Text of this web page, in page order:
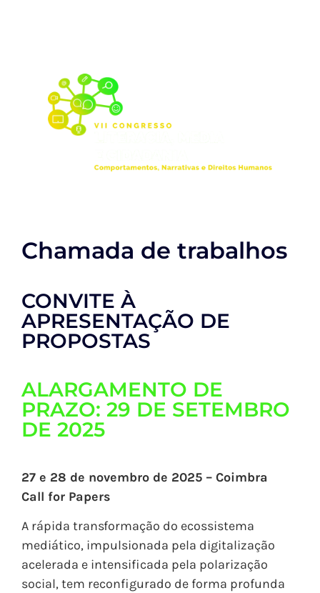
Chamada de trabalhos
CONVITE À
APRESENTAÇÃO DE
PROPOSTAS
ALARGAMENTO DE
PRAZO: 29 DE SETEMBRO
DE 2025
27 e 28 de novembro de 2025 – Coimbra
Call for Papers
A rápida transformação do ecossistema
mediático, impulsionada pela digitalização
acelerada e intensificada pela polarização
social, tem reconfigurado de forma profunda